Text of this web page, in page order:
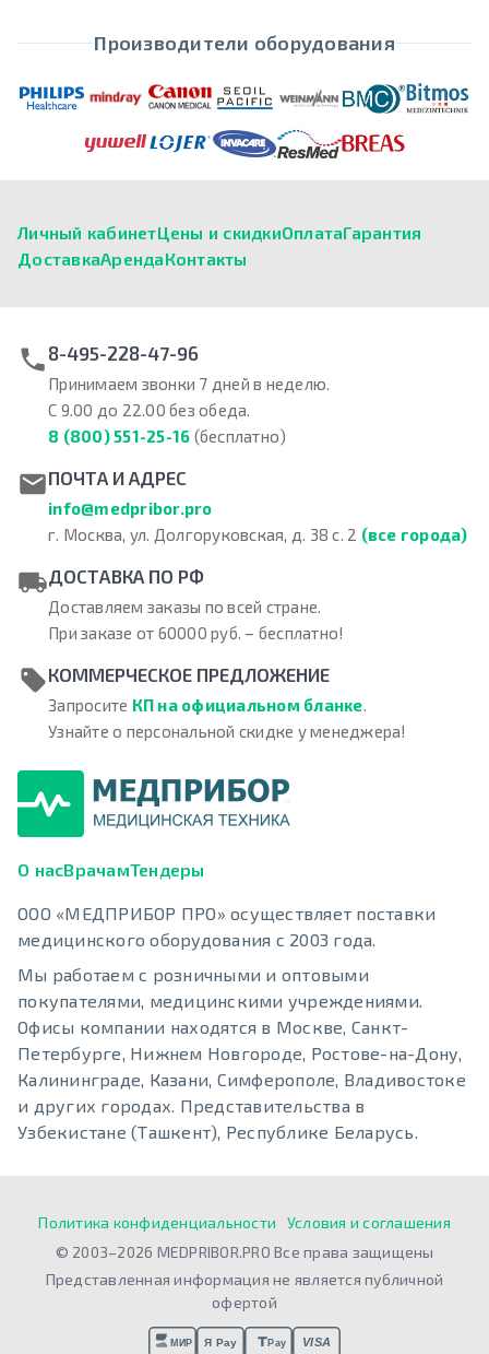
Производители оборудования
Личный кабинетЦены и скидкиОплатаГарантия
ДоставкаАрендаКонтакты
8-495-228-47-96
Принимаем звонки 7 дней в неделю.
С 9.00 до 22.00 без обеда.
8 (800) 551-25-16 (бесплатно)
ПОЧТА И АДРЕС
info@medpribor.pro
г. Москва, ул. Долгоруковская, д. 38 с. 2 (все города)
ДОСТАВКА ПО РФ
Доставляем заказы по всей стране.
При заказе от 60000 руб. – бесплатно!
КОММЕРЧЕСКОЕ ПРЕДЛОЖЕНИЕ
Запросите КП на официальном бланке.
Узнайте о персональной скидке у менеджера!
О насВрачамТендеры
ООО «МЕДПРИБОР ПРО» осуществляет поставки
медицинского оборудования с 2003 года.
Мы работаем с розничными и оптовыми
покупателями, медицинскими учреждениями.
Офисы компании находятся в Москве, Санкт-
Петербурге, Нижнем Новгороде, Ростове-на-Дону,
Калининграде, Казани, Симферополе, Владивостоке
и других городах. Представительства в
Узбекистане (Ташкент), Республике Беларусь.
Политика конфиденциальности
Условия и соглашения
© 2003–2026 MEDPRIBOR.PRO Все права защищены
Представленная информация не является публичной
офертой
МИР Я Pay Pay VISA